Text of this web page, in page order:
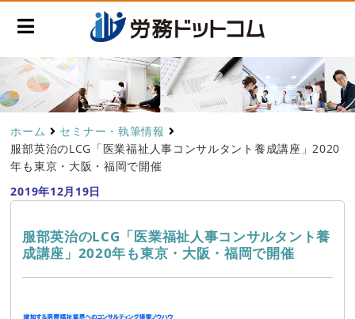
ホーム
セミナー・執筆情報
服部英治のLCG「医業福祉人事コンサルタント養成講座」2020
年も東京・大阪・福岡で開催
2019年12月19日
服部英治のLCG「医業福祉人事コンサルタント養
成講座」2020年も東京・大阪・福岡で開催